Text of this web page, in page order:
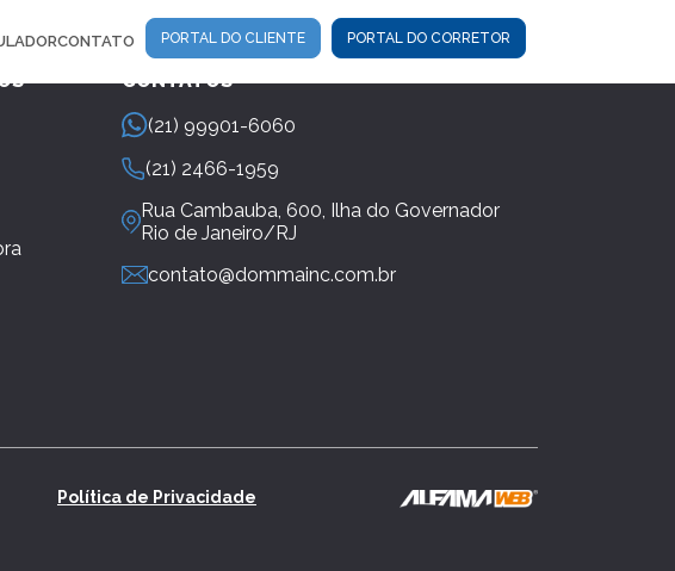
CONTATO PORTAL DO CLIENTE PORTAL DO CORRETOR
CONTATOS
(21) 99901-6060
(21) 2466-1959
Rua Cambauba, 600, Ilha do Governador
Rio de Janeiro/RJ
contato@dommainc.com.br
Política de Privacidade